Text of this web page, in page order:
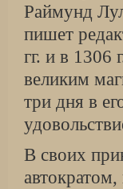
Раймунд
пишет
гг. и в 1306
вели­ким
три дня в
В своих